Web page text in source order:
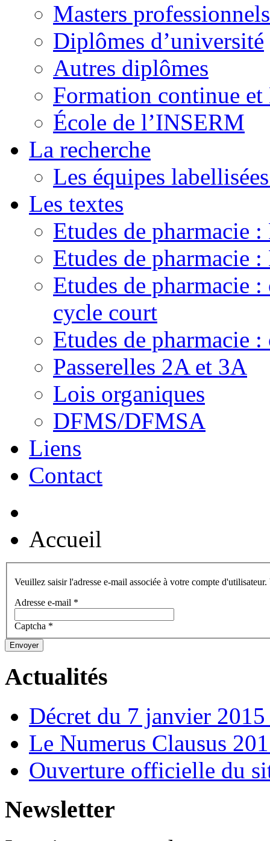
Masters
Diplômes d’université
Autres diplômes
Formation continue et
École de l’INSERM
La recherche
Les équipes
Les textes
Etudes de pharmacie :
Etudes de pharmacie
Etudes de pharmacie
cycle court
Etudes de pharmacie
Passerelles 2A et 3A
Lois organiques
DFMS/DFMSA
Liens
Contact
Accueil
Veuillez saisir l'adresse e-mail associée à votre compte
Adresse e-mail *
Captcha *
Envoyer
Actualités
Décret du 7 janvier
Le Numerus Clausus
Ouverture officielle du
Newsletter